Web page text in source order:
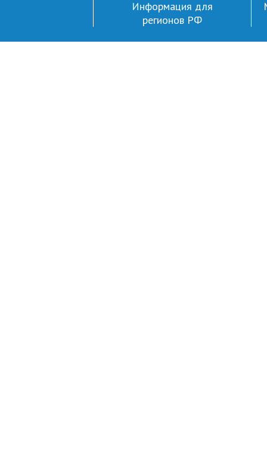
Информация для
регионов РФ